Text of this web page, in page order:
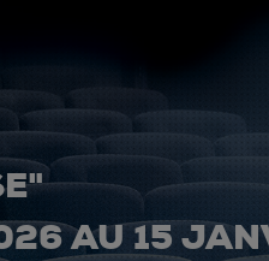
AU 15